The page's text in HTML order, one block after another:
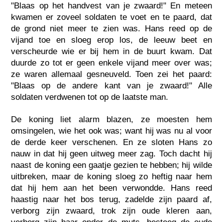
"Blaas op het handvest van je zwaard!" En meteen
kwamen er zoveel soldaten te voet en te paard, dat
de grond niet meer te zien was. Hans reed op de
vijand toe en sloeg erop los, de leeuw beet en
verscheurde wie er bij hem in de buurt kwam. Dat
duurde zo tot er geen enkele vijand meer over was;
ze waren allemaal gesneuveld. Toen zei het paard:
"Blaas op de andere kant van je zwaard!" Alle
soldaten verdwenen tot op de laatste man.
De koning liet alarm blazen, ze moesten hem
omsingelen, wie het ook was; want hij was nu al voor
de derde keer verschenen. En ze sloten Hans zo
nauw in dat hij geen uitweg meer zag. Toch dacht hij
naast de koning een gaatje gezien te hebben; hij wilde
uitbreken, maar de koning sloeg zo heftig naar hem
dat hij hem aan het been verwondde. Hans reed
haastig naar het bos terug, zadelde zijn paard af,
verborg zijn zwaard, trok zijn oude kleren aan,